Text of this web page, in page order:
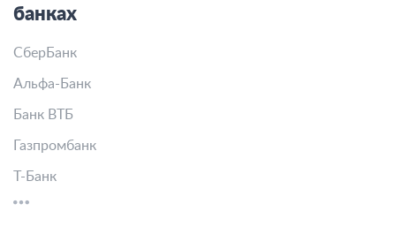
банках
СберБанк
Альфа-Банк
Банк ВТБ
Газпромбанк
Т-Банк